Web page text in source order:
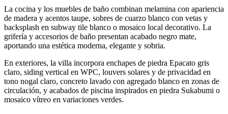
La cocina y los muebles de baño combinan melamina con apariencia
de madera y acentos taupe, sobres de cuarzo blanco con vetas y
backsplash en subway tile blanco o mosaico local decorativo. La
grifería y accesorios de baño presentan acabado negro mate,
aportando una estética moderna, elegante y sobria.
En exteriores, la villa incorpora enchapes de piedra Epacato gris
claro, siding vertical en WPC, louvers solares y de privacidad en
tono nogal claro, concreto lavado con agregado blanco en zonas de
circulación, y acabados de piscina inspirados en piedra Sukabumi o
mosaico vítreo en variaciones verdes.